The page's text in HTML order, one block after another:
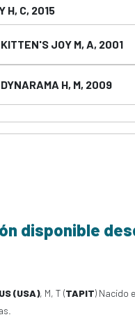
H, C, 2015
KITTEN'S JOY M, A, 2001
DYNARAMA H, M, 2009
disponible
(USA), M, T (TAPIT) Nacido